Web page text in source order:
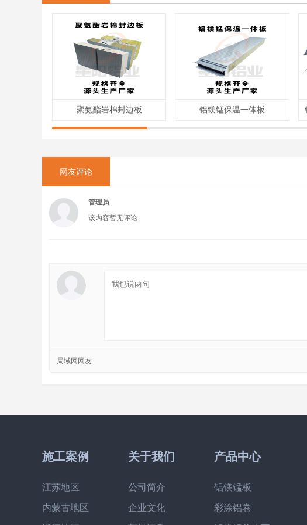
聚氨酯岩棉封边板 铝镁锰保温一体板
网友评论
管理员
该内容暂无评论
局域网网友
施工案例
江苏地区
内蒙古地区
关于我们
公司简介
企业文化
产品中心
铝镁锰板
彩涂铝卷